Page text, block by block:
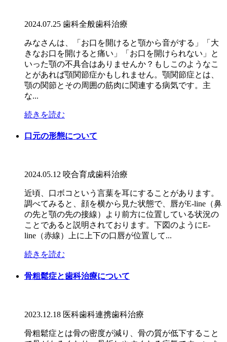
2024.07.25 歯科全般歯科治療
みなさんは、「お口を開けると顎から音がする」「大
きなお口を開けると痛い」「お口を開けられない」と
いった顎の不具合はありませんか？もしこのようなこ
とがあれば顎関節症かもしれません。顎関節症とは、
顎の関節とその周囲の筋肉に関連する病気です。主
な...
続きを読む
口元の形態について
2024.05.12 咬合育成歯科治療
近頃、口ボコという言葉を耳にすることがあります。
調べてみると、顔を横から見た状態で、唇がE-line（鼻
の先と顎の先の接線）より前方に位置している状況の
ことであると説明されております。下図のようにE-
line（赤線）上に上下の口唇が位置して...
続きを読む
骨粗鬆症と歯科治療について
2023.12.18 医科歯科連携歯科治療
骨粗鬆症とは骨の密度が減り、骨の質が低下すること